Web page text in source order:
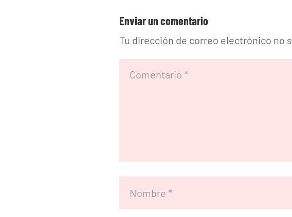
Enviar un comentario
Tu dirección de correo electrónico no